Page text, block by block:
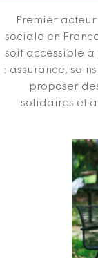
Premier
sociale en
soit accessible à
: assurance,
proposer
solidaires et